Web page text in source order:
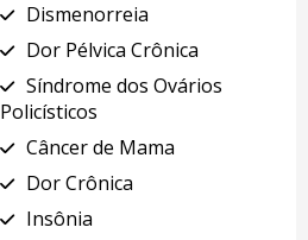
Dismenorreia
Dor Pélvica Crônica
Síndrome dos Ovários
Policísticos
Câncer de Mama
Dor Crônica
Insônia